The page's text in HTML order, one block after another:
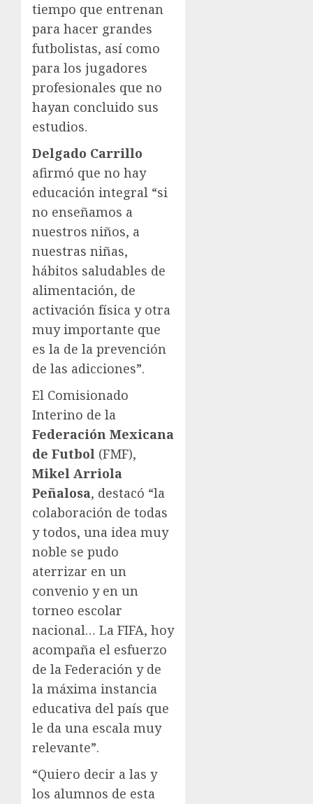
tiempo que entrenan
para hacer grandes
futbolistas, así como
para los jugadores
profesionales que no
hayan concluido sus
estudios.
Delgado Carrillo
afirmó que no hay
educación integral “si
no enseñamos a
nuestros niños, a
nuestras niñas,
hábitos saludables de
alimentación, de
activación física y otra
muy importante que
es la de la prevención
de las adicciones”.
El Comisionado
Interino de la
Federación Mexicana
de Futbol (FMF),
Mikel Arriola
Peñalosa, destacó “la
colaboración de todas
y todos, una idea muy
noble se pudo
aterrizar en un
convenio y en un
torneo escolar
nacional… La FIFA, hoy
acompaña el esfuerzo
de la Federación y de
la máxima instancia
educativa del país que
le da una escala muy
relevante”.
“Quiero decir a las y
los alumnos de esta